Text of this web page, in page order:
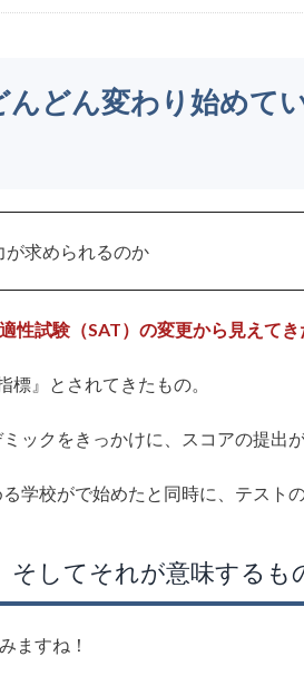
どん変わり始めて
が求められるのか
性試験（SAT）の変更から見えてき
』とされてきたもの。
ックをきっかけに、スコアの提出
学校がで始めたと同時に、テスト
してそれが意味するも
ますね！